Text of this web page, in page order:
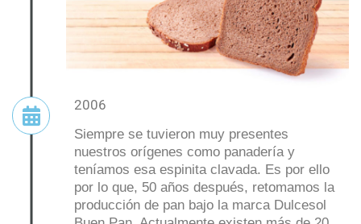
2006
Siempre se tuvieron muy presentes
nuestros orígenes como panadería y
teníamos esa espinita clavada. Es por ello
por lo que, 50 años después, retomamos la
producción de pan bajo la marca Dulcesol